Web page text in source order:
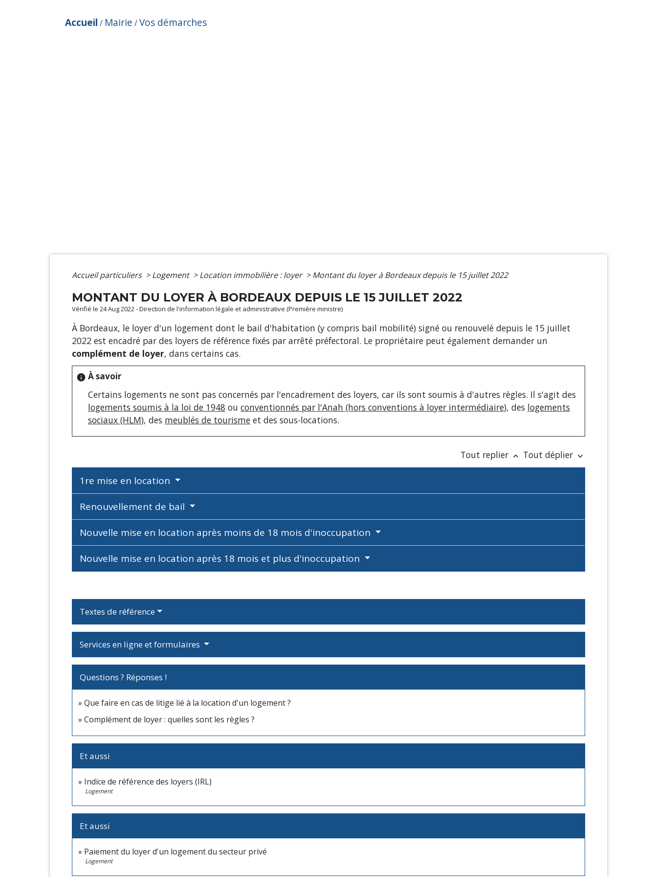
Accueil / Mairie /Vos démarches
Accueil particuliers > Logement > Location immobilière : loyer > Montant du loyer à Bordeaux depuis le 15 juillet 2022
MONTANT DU LOYER À BORDEAUX DEPUIS LE 15 JUILLET 2022
Vérifié le 24 Aug 2022 - Direction de l'information légale et administrative (Première ministre)
À Bordeaux, le loyer d'un logement dont le bail d'habitation (y compris bail mobilité) signé ou renouvelé depuis le 15 juillet
2022 est encadré par des loyers de référence fixés par arrêté préfectoral. Le propriétaire peut également demander un
complément de loyer, dans certains cas.
info À savoir
Certains logements ne sont pas concernés par l'encadrement des loyers, car ils sont soumis à d'autres règles. Il s'agit des
logements soumis à la loi de 1948 ou conventionnés par l'Anah (hors conventions à loyer intermédiaire), des logements
sociaux (HLM), des meublés de tourisme et des sous-locations.
Tout replier keyboard_arrow_up Tout déplier keyboard_arrow_down
1re mise en location
Renouvellement de bail
Nouvelle mise en location après moins de 18 mois d'inoccupation
Nouvelle mise en location après 18 mois et plus d'inoccupation
Textes de référence
Services en ligne et formulaires
Questions ? Réponses !
Que faire en cas de litige lié à la location d'un logement ?
Complément de loyer : quelles sont les règles ?
Et aussi
Indice de référence des loyers (IRL)
Logement
Et aussi
Paiement du loyer d'un logement du secteur privé
Logement